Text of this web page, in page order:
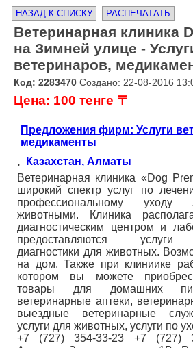
НАЗАД К СПИСКУ РАСПЕЧАТАТЬ
Ветеринарная клиника
на Зимней улице -
ветеринаров,
Код: 2283470 Создано: 22-08-2016
Цена: 100 тенге 〒
Предложения фирм: Услуги
медикаменты
,
Казахстан, Алматы
Ветеринарная клиника «Dog
широкий спектр услуг по
профессиональному
животными. Клиника
диагностическим центром и
предоставляются услуги
диагностики для животных.
на дом. Также при клиниике
котором вы можете
товары для домашних
ветеринарные аптеки,
выездные ветеринарные
услуги для животных, услуги по
+7 (727) 354-33-23 +7 (727)